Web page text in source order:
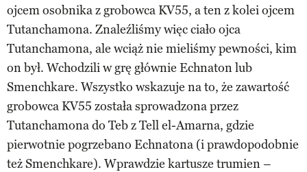
ojcem osobnika z grobowca KV55, a ten z kolei ojcem
Tutanchamona. Znaleźliśmy więc ciało ojca
Tutanchamona, ale wciąż nie mieliśmy pewności, kim
on był. Wchodzili w grę głównie Echnaton lub
Smenchkare. Wszystko wskazuje na to, że zawartość
grobowca KV55 została sprowadzona przez
Tutanchamona do Teb z Tell el-Amarna, gdzie
pierwotnie pogrzebano Echnatona (i prawdopodobnie
też Smenchkare). Wprawdzie kartusze trumien –